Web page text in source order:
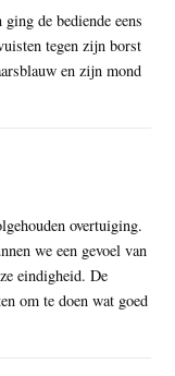
de bediende eens
tegen zijn borst
en zijn mond
overtuiging.
we een gevoel van
eindigheid. De
om te doen wat goed